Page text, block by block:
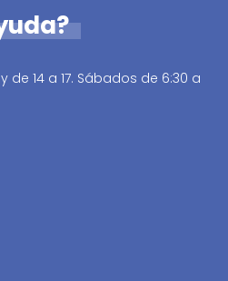
de 14 a 17. Sábados de 6:30 a